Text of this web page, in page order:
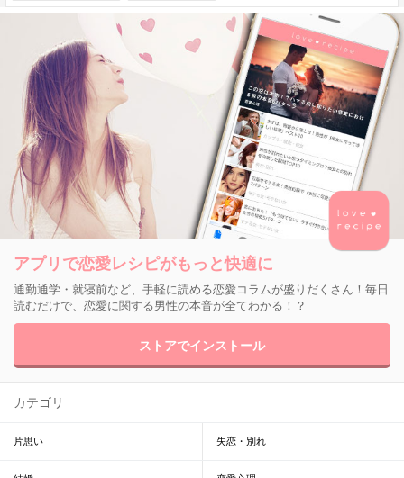
アプリで恋愛レシピがもっと快適に
通勤通学・就寝前など、手軽に読める恋愛コラムが盛りだくさん！毎日
読むだけで、恋愛に関する男性の本音が全てわかる！？
ストアでインストール
カテゴリ
片思い 失恋・別れ